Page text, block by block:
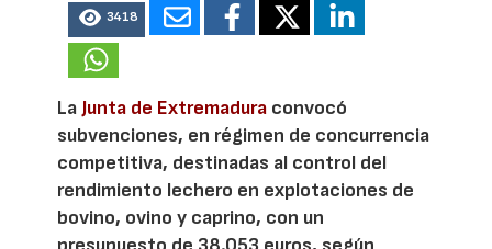
3418
La Junta de Extremadura convocó
subvenciones, en régimen de concurrencia
competitiva, destinadas al control del
rendimiento lechero en explotaciones de
bovino, ovino y caprino, con un